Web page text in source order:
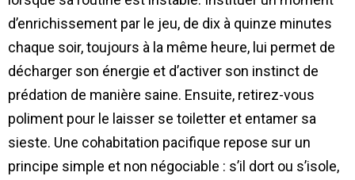
d’enrichissement par le jeu, de dix à quinze minutes
chaque soir, toujours à la même heure, lui permet de
décharger son énergie et d’activer son instinct de
prédation de manière saine. Ensuite, retirez-vous
poliment pour le laisser se toiletter et entamer sa
sieste. Une cohabitation pacifique repose sur un
principe simple et non négociable : s’il dort ou s’isole,